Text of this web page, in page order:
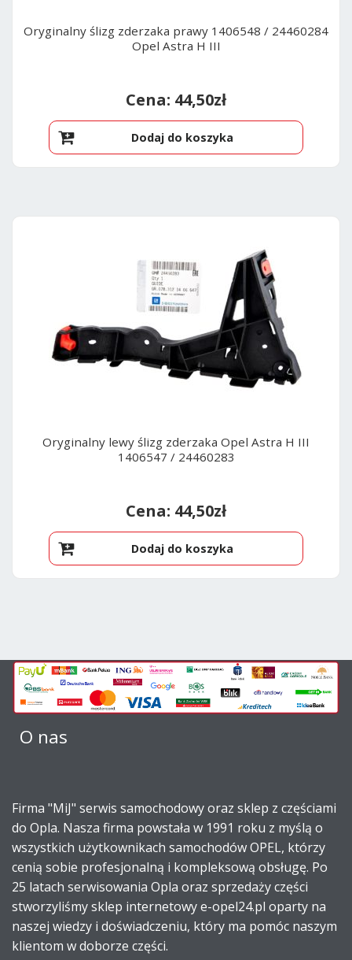
Oryginalny ślizg zderzaka prawy 1406548 / 24460284
Opel Astra H III
44,50zł
Dodaj do koszyka
Oryginalny lewy ślizg zderzaka Opel Astra H III
1406547 / 24460283
44,50zł
Dodaj do koszyka
O nas
Firma "MiJ" serwis samochodowy oraz sklep z częściami
do Opla. Nasza firma powstała w 1991 roku z myślą o
wszystkich użytkownikach samochodów OPEL, którzy
cenią sobie profesjonalną i kompleksową obsługę. Po
25 latach serwisowania Opla oraz sprzedaży części
stworzyliśmy sklep internetowy e-opel24.pl oparty na
naszej wiedzy i doświadczeniu, który ma pomóc naszym
klientom w doborze części.